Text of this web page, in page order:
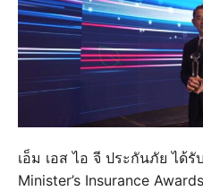
เอ็ม เอส ไอ จี ประกันภัย ได้รั
Minister’s Insurance